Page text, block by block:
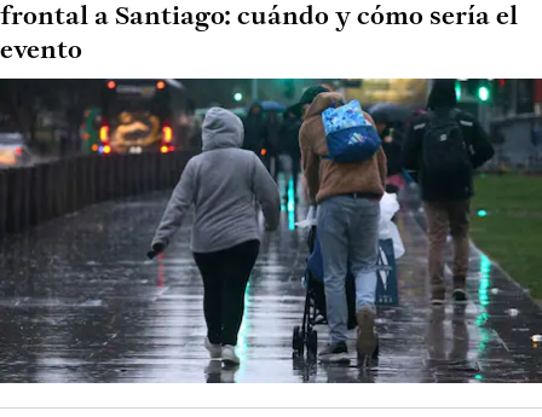
frontal a Santiago: cuándo y cómo sería el
evento